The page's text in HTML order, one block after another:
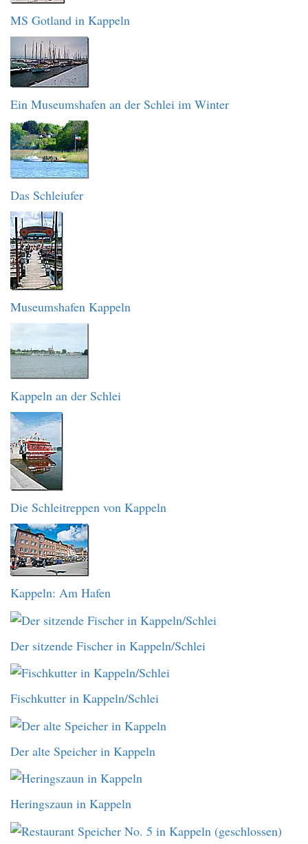
MS Gotland in Kappeln
Ein Museumshafen an der Schlei im Winter
Das Schleiufer
Museumshafen Kappeln
Kappeln an der Schlei
Die Schleitreppen von Kappeln
Kappeln: Am Hafen
Der sitzende Fischer in Kappeln/Schlei
Fischkutter in Kappeln/Schlei
Der alte Speicher in Kappeln
Heringszaun in Kappeln